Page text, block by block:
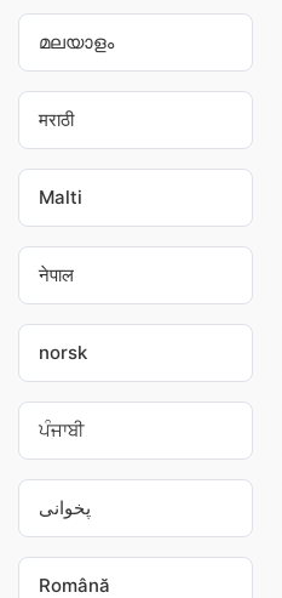
മലയാളം
मराठी
Malti
नेपाल
norsk
ਪੰਜਾਬੀ
پخوانی
Română